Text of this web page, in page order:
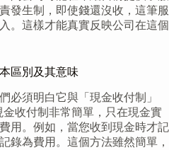
發生制，即使錢還沒收，這筆服
。這樣才能真實反映公司在這個
區別及其意味
必須明白它與「現金收付制」
金收付制非常簡單，只在現金實
用。例如，當您收到現金時才記
錄為費用。這個方法雖然簡單，